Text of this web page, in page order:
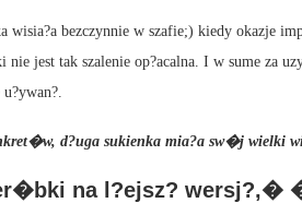
wisia?a bezczynnie w szafie;) kiedy okazje
nie jest tak szalenie op?acalna. I w sume za
d?uga sukienka mia?a sw�j wielki
na l?ejsz?